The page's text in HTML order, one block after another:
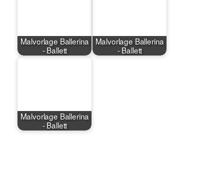
Malvorlage Ballerina
- Ballett
Malvorlage Ballerina
- Ballett
Malvorlage Ballerina
- Ballett